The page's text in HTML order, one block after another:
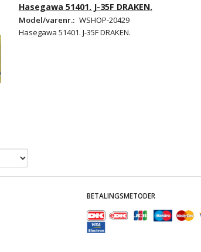
Hasegawa 51401. J-35F DRAKEN.
Model/varenr.: WSHOP-20429
Hasegawa 51401. J-35F DRAKEN.
BETALINGSMETODER